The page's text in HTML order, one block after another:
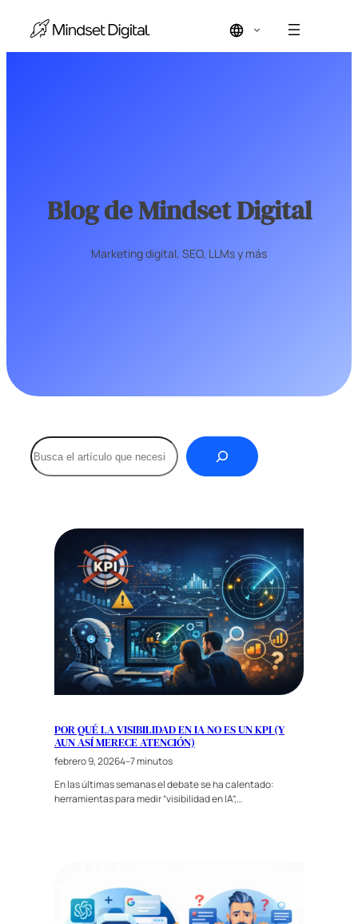
Blog de Mindset Digital
Marketing digital, SEO, LLMs y más
Buscar
POR QUÉ LA VISIBILIDAD EN IA NO ES UN KPI (Y
AUN ASÍ MERECE ATENCIÓN)
febrero 9, 20264–7 minutos
En las últimas semanas el debate se ha calentado:
herramientas para medir “visibilidad en IA”,…